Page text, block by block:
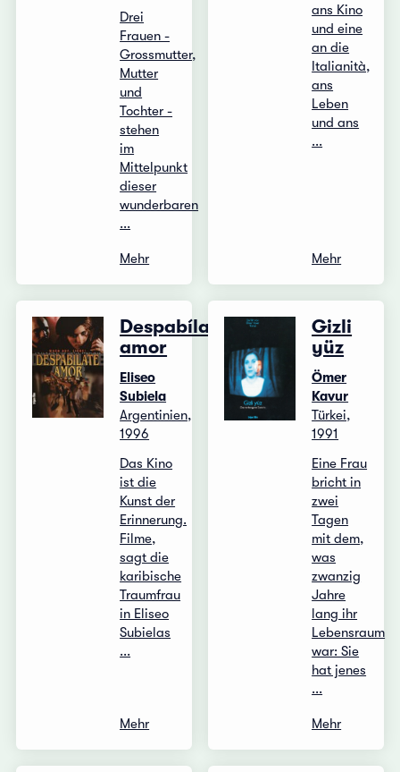
Drei
Frauen -
Grossmutter,
Mutter
und
Tochter -
stehen
im
Mittelpunkt
dieser
wunderbaren
...
Mehr
ans Kino
und eine
an die
Italianità,
ans
Leben
und ans
...
Mehr
Despabílate
amor
Eliseo
Subiela
Argentinien,
1996
Das Kino
ist die
Kunst der
Erinnerung.
Filme,
sagt die
karibische
Traumfrau
in Eliseo
Subielas
...
Mehr
Gizli
yüz
Ömer
Kavur
Türkei,
1991
Eine Frau
bricht in
zwei
Tagen
mit dem,
was
zwanzig
Jahre
lang ihr
Lebensraum
war: Sie
hat jenes
...
Mehr